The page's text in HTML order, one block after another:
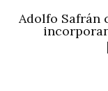
Adolfo Safrán